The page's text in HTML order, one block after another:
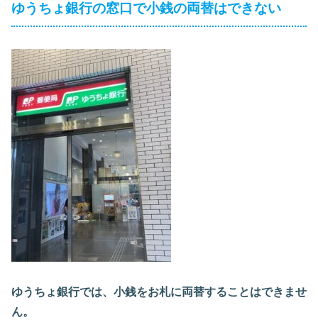
ゆうちょ銀行の窓口で小銭の両替はできない
ゆうちょ銀行では、小銭をお札に両替することはできませ
ん。